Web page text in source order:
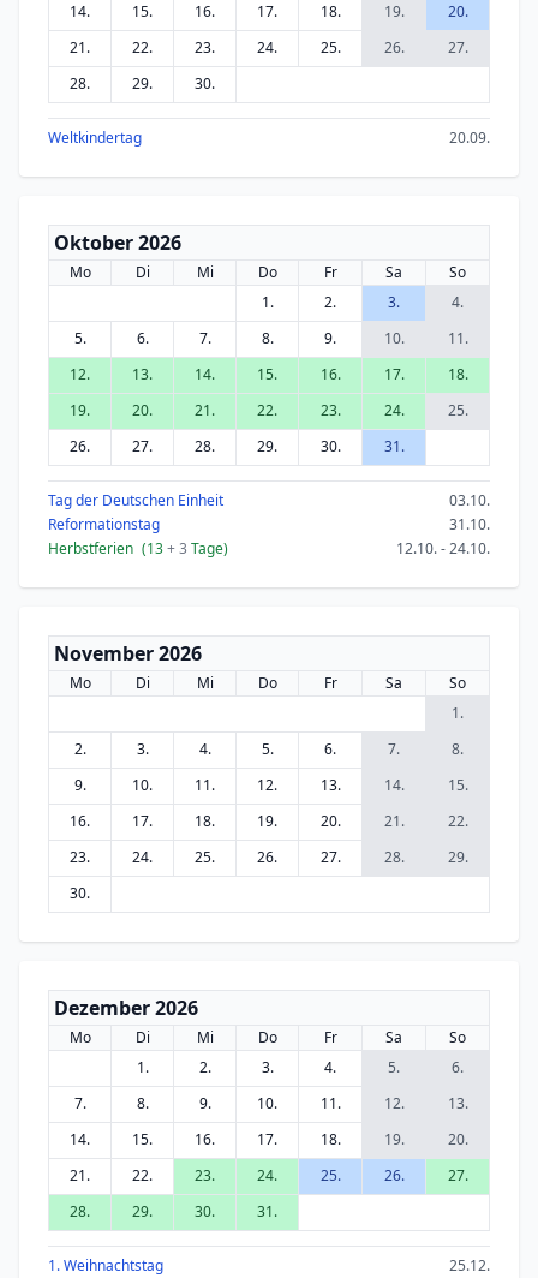
14.
15. 16. 17. 18. 19.
20.
21.
22. 23. 24. 25. 26.
27.
28.
29. 30.
Weltkindertag 20.09.
Oktober 2026
Mo Di Mi Do Fr Sa
So
1.
2. 3.
4.
5.
6. 7. 8. 9. 10.
11.
12.
13. 14. 15. 16. 17.
18.
19.
20. 21. 22. 23. 24.
25.
26.
27. 28. 29. 30. 31.
Tag der Deutschen Einheit
03.10.
Reformationstag
31.10.
Herbstferien (13+ 3 Tage) 12.10. - 24.10.
November 2026
Mo Di Mi Do Fr Sa
So
1.
2.
3. 4. 5. 6. 7.
8.
9.
10. 11. 12. 13. 14.
15.
16.
17. 18. 19. 20. 21.
22.
23.
24. 25. 26. 27. 28.
29.
30.
Dezember 2026
Mo Di Mi Do Fr Sa
So
1.
2. 3. 4. 5.
6.
7.
8. 9. 10. 11. 12.
13.
14.
15. 16. 17. 18. 19.
20.
21.
22. 23. 24. 25. 26.
27.
28.
29. 30. 31.
1. Weihnachtstag
25.12.